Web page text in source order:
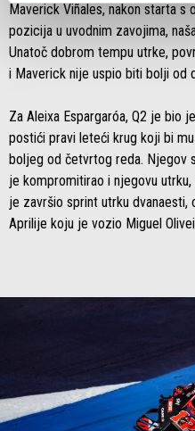
Maverick Viñales, nakon starta
pozicija u uvodnim zavojima,
Unatoč dobrom tempu utrke,
i Maverick nije uspio biti bolji od
Za Aleixa Espargaróa, Q2 je bio
postići pravi leteći krug koji bi
boljeg od četvrtog reda. Njegov
je kompromitirao i njegovu
je završio sprint utrku dvanaesti,
Aprilije koju je vozio Miguel